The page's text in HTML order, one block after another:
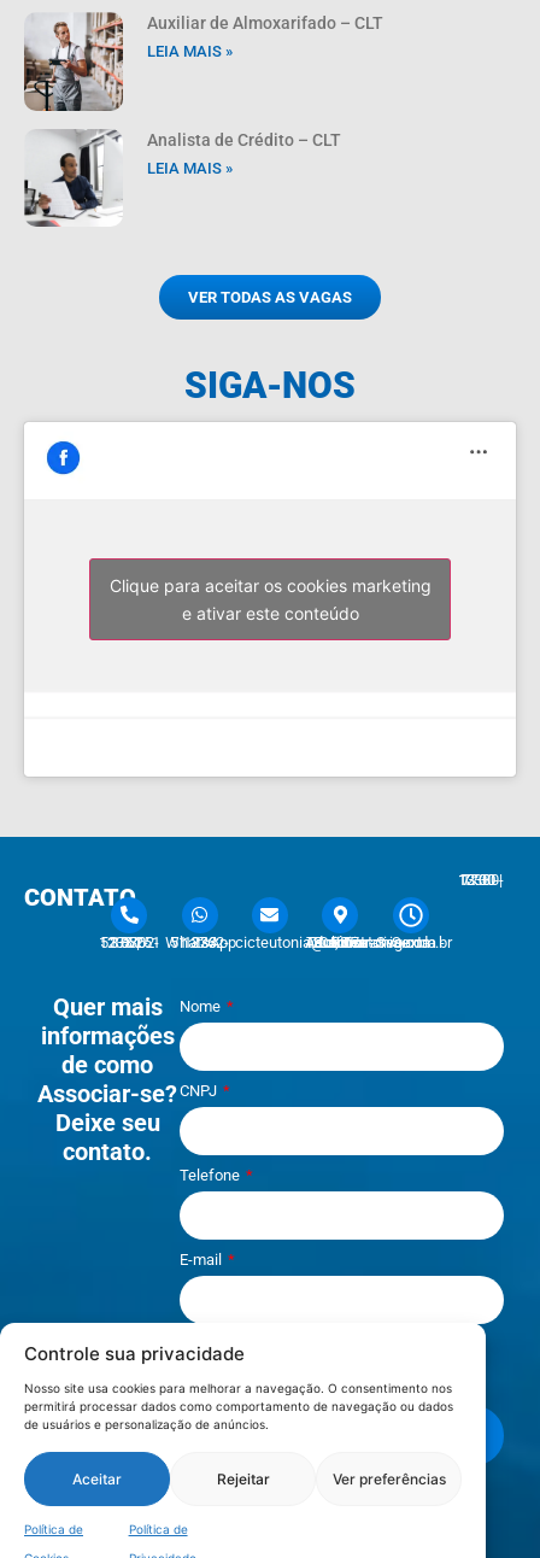
Controle sua privacidade
Nosso site usa cookies para melhorar a navegação. O consentimento nos
permitirá processar dados como comportamento de navegação ou dados
de usuários e personalização de anúncios.
Aceitar Rejeitar Ver preferências
Política de
Política de
Auxiliar de Almoxarifado – CLT
LEIA MAIS »
Analista de Crédito – CLT
LEIA MAIS »
VER TODAS AS VAGAS
SIGA-NOS
Clique para aceitar os cookies marketing
e ativar este conteúdo
CONTATO
51 3762-1233 | 51 3762-1030 51 3762-1233 WhatsAppcicteutonia@cicteutonia.com.br
Rua Um Sul, 77 - Centro Administrativo Teutônia - RS Segunda - Sexta
7:30 - 12:00 | 13:30 - 17:30
Quer mais
informações
de como
Associar-se?
Deixe seu
contato.
Nome
CNPJ
Telefone
E-mail
Li e aceito os termos de
Privacidade.
LOCALIZAÇÃO